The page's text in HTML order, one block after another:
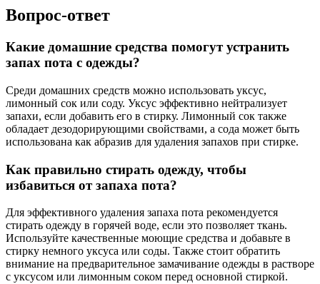
Вопрос-ответ
Какие домашние средства помогут устранить
запах пота с одежды?
Среди домашних средств можно использовать уксус,
лимонный сок или соду. Уксус эффективно нейтрализует
запахи, если добавить его в стирку. Лимонный сок также
обладает дезодорирующими свойствами, а сода может быть
использована как абразив для удаления запахов при стирке.
Как правильно стирать одежду, чтобы
избавиться от запаха пота?
Для эффективного удаления запаха пота рекомендуется
стирать одежду в горячей воде, если это позволяет ткань.
Используйте качественные моющие средства и добавьте в
стирку немного уксуса или соды. Также стоит обратить
внимание на предварительное замачивание одежды в растворе
с уксусом или лимонным соком перед основной стиркой.